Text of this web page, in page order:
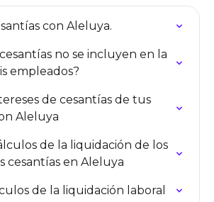
con Aleluya.
no se incluyen en la
empleados?
de cesantías de tus
Aleluya
de la liquidación de los
cesantías en Aleluya
de la liquidación laboral